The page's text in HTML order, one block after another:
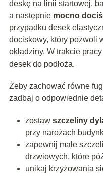
deskę na linii startowej,
a następnie mocno
przypadku desek
dociskowy, który pozwoli
okładziny. W trakcie
desek do podłoża.
Żeby zachować równe
zadbaj o odpowiednie
zostaw szczeliny
przy narożach
zapewnij małe
drzwiowych, które
unikaj krzyżowania